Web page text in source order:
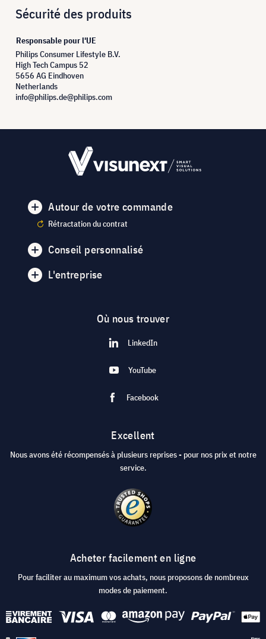
Sécurité des produits
Responsable pour l'UE
Philips Consumer Lifestyle B.V.
High Tech Campus 52
5656 AG Eindhoven
Netherlands
info@philips.de@philips.com
Autour de votre commande
Rétractation du contrat
Conseil personnalisé
L'entreprise
Où nous trouver
LinkedIn
YouTube
Facebook
Excellent
Nous avons été récompensés à plusieurs reprises - pour nos prix et notre
service.
Acheter facilement en ligne
Pour faciliter au maximum vos achats, nous proposons de nombreux
modes de paiement.